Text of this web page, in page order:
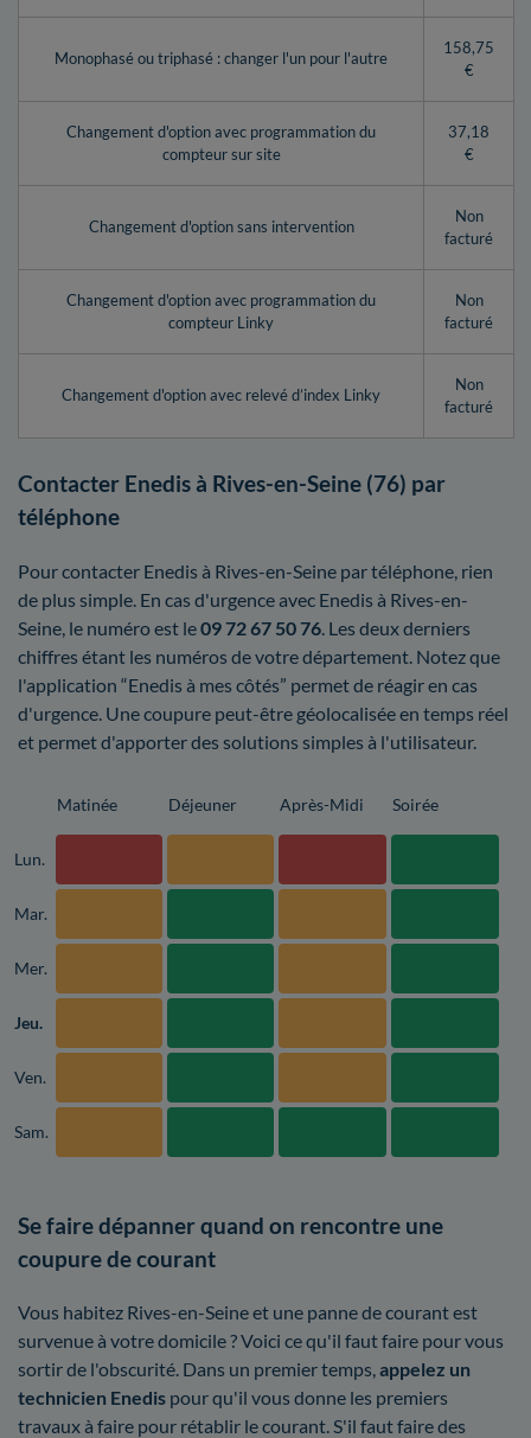
Monophasé ou triphasé : changer l'un pour l'autre
158,75
€
Changement d'option avec programmation du
compteur sur site
37,18
€
Changement d'option sans intervention
Non
facturé
Changement d'option avec programmation du
compteur Linky
Non
facturé
Changement d'option avec relevé d’index Linky
Non
facturé
Contacter Enedis à Rives-en-Seine (76) par
téléphone
Pour contacter Enedis à Rives-en-Seine par téléphone, rien
de plus simple. En cas d'urgence avec Enedis à Rives-en-
Seine, le numéro est le09 72 67 50 76 . Les deux derniers
chiffres étant les numéros de votre département. Notez que
l'application “Enedis à mes côtés” permet de réagir en cas
d'urgence. Une coupure peut-être géolocalisée en temps réel
et permet d'apporter des solutions simples à l'utilisateur.
Matinée Déjeuner Après-Midi Soirée
Lun.
Mar.
Mer.
Jeu.
Ven.
Sam.
Se faire dépanner quand on rencontre une
coupure de courant
Vous habitez Rives-en-Seine et une panne de courant est
survenue à votre domicile ? Voici ce qu'il faut faire pour vous
sortir de l'obscurité. Dans un premier temps, appelez un
technicien Enedis pour qu'il vous donne les premiers
travaux à faire pour rétablir le courant. S'il faut faire des